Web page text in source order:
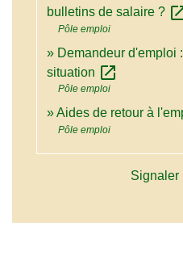
bulletins de salaire ?
Pôle emploi
Demandeur d'emploi
situation open_in_new
Pôle emploi
Aides de retour à
Pôle emploi
Signaler